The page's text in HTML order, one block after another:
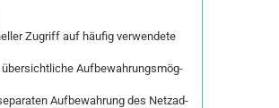
Zu­griff auf häu­fig ver­wen­de­te
über­sicht­li­che Auf­be­wah­rungs­mög­
Auf­be­wah­rung des Netz­ad­